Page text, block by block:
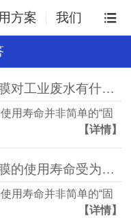
方案 我们
选择劣质膜对工业废水有什么影响？
用寿命并非简单的“固
【详情】
印染废水膜的使用寿命受为什么受水质影响？
用寿命并非简单的“固
【详情】